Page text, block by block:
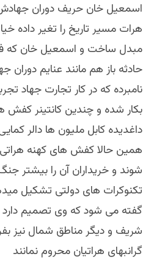
اسمعیل خان حریف دوران
هرات مسیر تاریخ را تغیر داده
مبدل ساخت و اسمعیل خان که
حادثه باز هم مانند عنایم
نامبرده که در کار تجارت جهاد
بکار شده و چندین کانتینر کفش
داغدیده کابل ملیون ها دالر
همین حالا کفش های کهنه هراتی
شوند و خریداران آن را بیشتر
تکنوکرات های دولتی تشکیل
گفته می شود که وی تصمیم دارد
شریف و دیگر مناطق شمال نیز
گرانبهای هراتیان محروم نمانند